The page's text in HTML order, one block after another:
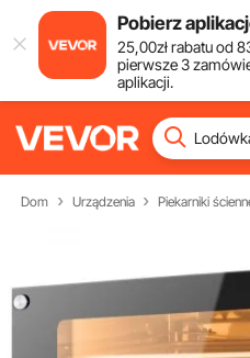
Pobierz
25,00złrabatu od
pierwsze 3
aplikacji.
Dom Urządzenia Piekarniki